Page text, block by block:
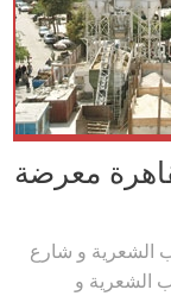
معرضة
الشعرية و شارع
الشعرية و